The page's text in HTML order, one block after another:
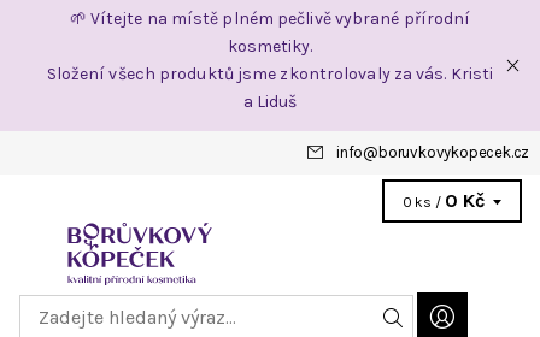
🌱 Vítejte na místě plném pečlivě vybrané přírodní
kosmetiky.
Složení všech produktů jsme zkontrolovaly za vás. Kristi
a Liduš
info@ boruvkovykopecek.cz
0 ks / 0 Kč